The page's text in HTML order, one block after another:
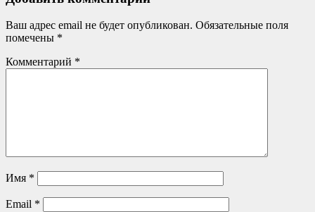
Ваш адрес email не будет опубликован. Обязательные поля
помечены *
Комментарий *
Имя *
Email *